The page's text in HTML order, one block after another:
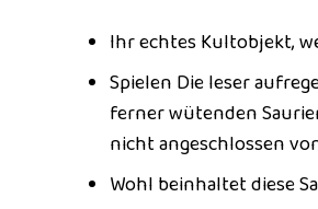
Ihr echtes Kultobjekt,
Spielen Die leser
ferner wütenden
nicht angeschlossen
Wohl beinhaltet diese